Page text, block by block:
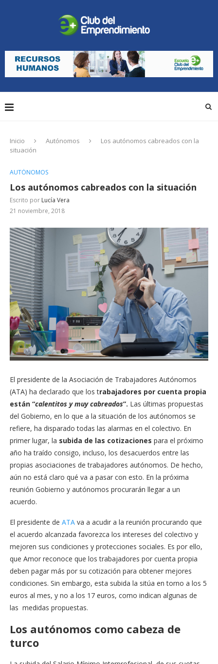
Inicio Autónomos
Los autónomos cabreados con la
situación
AUTÓNOMOS
Los autónomos cabreados con la situación
Escrito por Lucía Vera
21 noviembre, 2018
El presidente de la Asociación de Trabajadores Autónomos
(ATA) ha declarado que los trabajadores por cuenta propia
están “calentitos y muy cabreados”. Las últimas propuestas
del Gobierno, en lo que a la situación de los autónomos se
refiere, ha disparado todas las alarmas en el colectivo. En
primer lugar, la subida de las cotizaciones para el próximo
año ha traído consigo, incluso, los desacuerdos entre las
propias asociaciones de trabajadores autónomos. De hecho,
aún no está claro qué va a pasar con esto. En la próxima
reunión Gobierno y autónomos procurarán llegar a un
acuerdo.
El presidente de ATA va a acudir a la reunión procurando que
el acuerdo alcanzada favorezca los intereses del colectivo y
mejoren sus condiciones y protecciones sociales. Es por ello,
que Amor reconoce que los trabajadores por cuenta propia
deben pagar más por su cotización para obtener mejores
condiciones. Sin embargo, esta subida la sitúa en torno a los 5
euros al mes, y no a los 17 euros, como indican algunas de
las medidas propuestas.
Los autónomos como cabeza de
turco